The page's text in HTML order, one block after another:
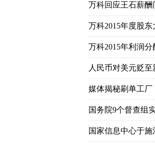
万科回应王石薪
万科2015年度股
万科2015年利润
人民币对美元贬
媒体揭秘刷单工厂
国务院9个督查组
国家信息中心于施